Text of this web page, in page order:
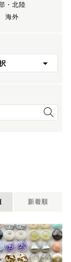
・北陸
海外
新着順